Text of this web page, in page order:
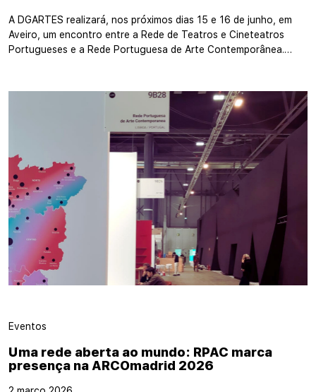
A DGARTES realizará, nos próximos dias 15 e 16 de junho, em
Aveiro, um encontro entre a Rede de Teatros e Cineteatros
Portugueses e a Rede Portuguesa de Arte Contemporânea.…
Eventos
Uma rede aberta ao mundo: RPAC marca
presença na ARCOmadrid 2026